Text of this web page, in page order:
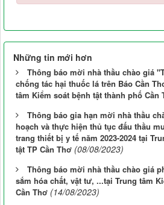
Những tin mới hơn
Thông báo mời nhà thầu chào giá
chống tác hại thuốc lá trên Báo Cần
tâm Kiểm soát bệnh tật thành phố Cần
Thông báo gia hạn mời nhà thầu
hoạch và thực hiện thủ tục đấu thầu
trang thiết bị y tế năm 2023-2024 tại
tật TP Cần Thơ (08/08/2023)
Thông báo mời nhà thầu chào giá
sắm hóa chất, vật tư, ...tại Trung tâm
Cần Thơ (14/08/2023)